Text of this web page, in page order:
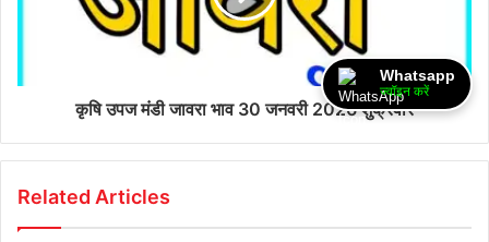
कृषि उपज मंडी जावरा भाव 30 जनवरी 2026 शुक्रवार
Related Articles
Whatsapp
ज्वॉइन करें